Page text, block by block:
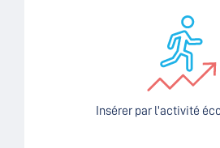
Insérer par l'activité